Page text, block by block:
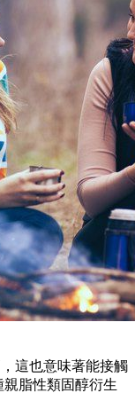
這也意味著能接觸
脂性類固醇衍生